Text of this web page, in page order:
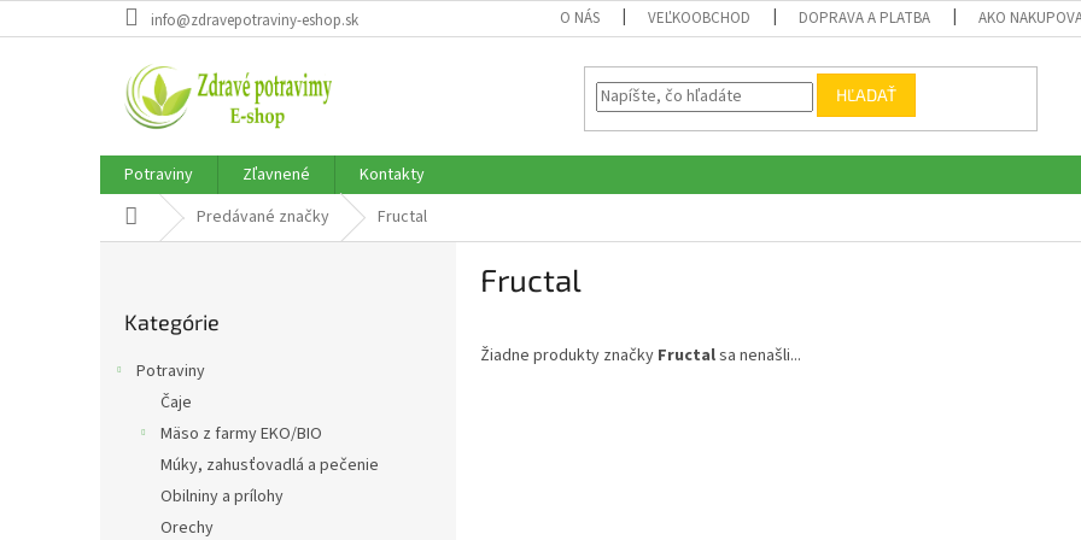
na
info@zdravepotraviny-eshop.sk O NÁS VEĽKOOBCHOD DOPRAVA A PLATBA AKO
HĽADAŤ
Potraviny Zľavnené
Kontakty
DomovPredávané značky Fructal
kategórie
Kategórie
Potraviny
Čaje
Mäso z farmy EKO/BIO
Múky, zahusťovadlá a pečenie
Obilniny a prílohy
Orechy
Fructal
Žiadne produkty značky Fructalsa nenašli...